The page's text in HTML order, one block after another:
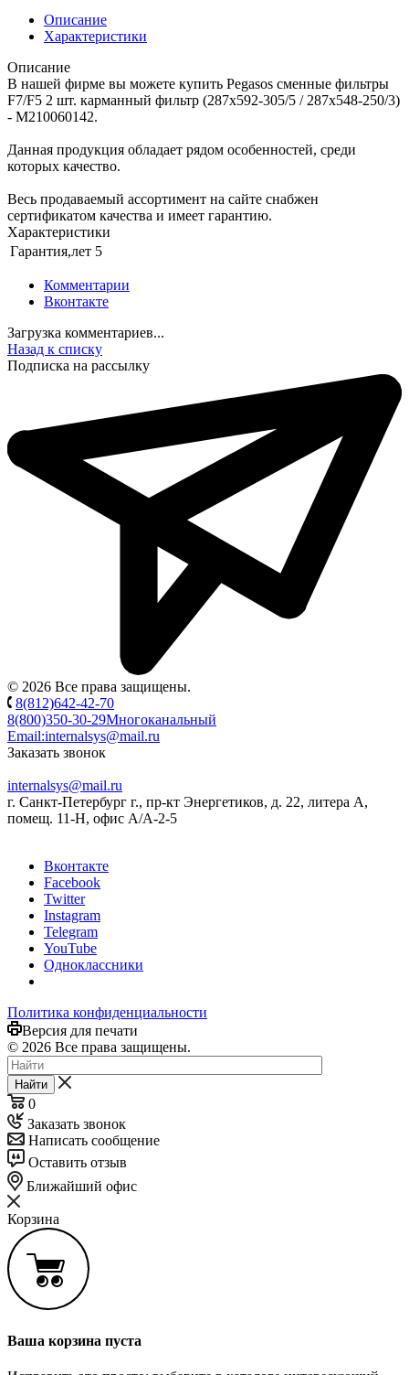
Описание
Характеристики
Описание
В нашей фирме вы можете купить Pegasos сменные фильтры
F7/F5 2 шт. карманный фильтр (287x592-305/5 / 287x548-250/3)
- M210060142.
Данная продукция обладает рядом особенностей, среди
которых качество.
Весь продаваемый ассортимент на сайте снабжен
сертификатом качества и имеет гарантию.
Характеристики
Гарантия,лет 5
Комментарии
Вконтакте
Загрузка комментариев...
Назад к списку
Подписка на рассылку
© 2026 Все права защищены.
8(812)642-42-70
8(800)350-30-29Многоканальный
Email:internalsys@mail.ru
Заказать звонок
internalsys@mail.ru
г. Санкт-Петербург г., пр-кт Энергетиков, д. 22, литера А,
помещ. 11-Н, офис А/А-2-5
Вконтакте
Facebook
Twitter
Instagram
Telegram
YouTube
Одноклассники
Политика конфиденциальности
Версия для печати
© 2026 Все права защищены.
Найти
0
Заказать звонок
Написать сообщение
Оставить отзыв
Ближайший офис
Корзина
Ваша корзина пуста